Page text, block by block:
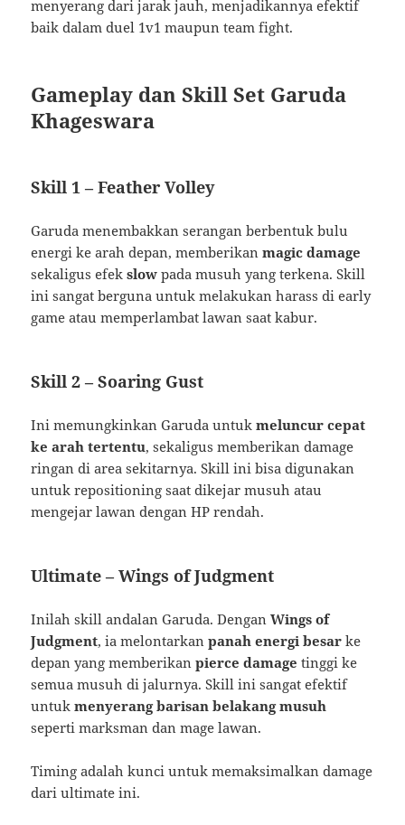
menyerang dari jarak jauh, menjadikannya efektif
baik dalam duel 1v1 maupun team fight.
Gameplay dan Skill Set Garuda
Khageswara
Skill 1 – Feather Volley
Garuda menembakkan serangan berbentuk bulu
energi ke arah depan, memberikanmagic damage
sekaligus efekslow pada musuh yang terkena. Skill
ini sangat berguna untuk melakukan harass di early
game atau memperlambat lawan saat kabur.
Skill 2 – Soaring Gust
Ini memungkinkan Garuda untukmeluncur cepat
ke arah tertentu, sekaligus memberikan damage
ringan di area sekitarnya. Skill ini bisa digunakan
untuk repositioning saat dikejar musuh atau
mengejar lawan dengan HP rendah.
Ultimate – Wings of Judgment
Inilah skill andalan Garuda. DenganWings of
Judgment, ia melontarkanpanah energi besar ke
depan yang memberikanpierce damage tinggi ke
semua musuh di jalurnya. Skill ini sangat efektif
untukmenyerang barisan belakang musuh
seperti marksman dan mage lawan.
Timing adalah kunci untuk memaksimalkan damage
dari ultimate ini.